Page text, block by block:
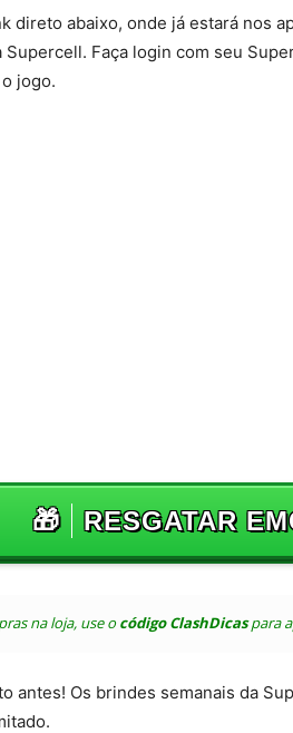
direto abaixo, onde já estará nos
Supercell. Faça login com seu
jogo.
🎁 RESGATAR
na loja, use ocódigo ClashDicaspara
antes! Os brindes semanais da